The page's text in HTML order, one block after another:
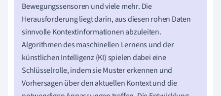
Bewegungssensoren und viele mehr. Die
Herausforderung liegt darin, aus diesen rohen Daten
sinnvolle Kontextinformationen abzuleiten.
Algorithmen des maschinellen Lernens und der
künstlichen Intelligenz (KI) spielen dabei eine
Schlüsselrolle, indem sie Muster erkennen und
Vorhersagen über den aktuellen Kontext und die